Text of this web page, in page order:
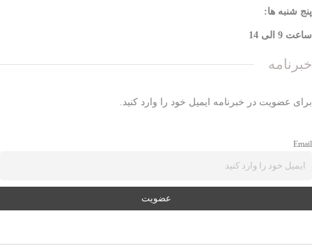
پنج شنبه ها:
ساعت 9 الی 14
خبرنامه
برای عضویت در خبرنامه ایمیل خود را وارد کنید.
Email